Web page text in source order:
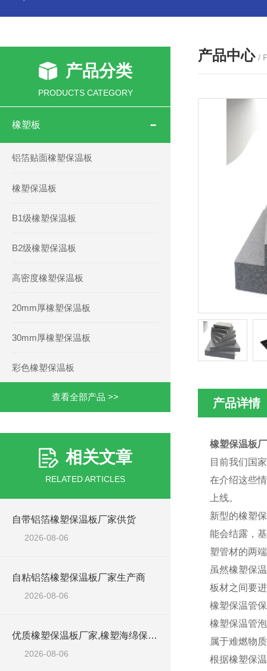
产品分类
PRODUCTS CATEGORY
橡塑板
铝箔贴面橡塑保温板
橡塑保温板
B1级橡塑保温板
B2级橡塑保温板
高密度橡塑保温板
20mm厚橡塑保温板
30mm厚橡塑保温板
彩色橡塑保温板
查看全部产品 >>
相关文章
RELATED ARTICLES
自带铝箔橡塑保温板厂家供货
2026-08-06
自粘铝箔橡塑保温板厂家生产商
2026-08-06
优质橡塑保温板厂家,橡塑海绵保温材料供货商
2026-08-06
产品中心 /
产品详情
橡塑保温板
目前我们国
在介绍这些
上线。
新型的橡塑
能会结露，
塑管材的两
虽然橡塑保
板材之间要
橡塑保温管
橡塑保温管
属于难燃物
根据橡塑保